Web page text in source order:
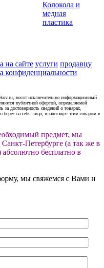
Колокола и
медная
пластика
на сайте услуги продавцу
конфиденциальности
носят исключительно информационный
публичной офертой, определяемой
достоверность сведений о товарах,
берет на себя лицо, владеющее этим товаром и
предмет, мы
Петербурге (а так же в
бесплатно в
мы свяжемся с Вами и